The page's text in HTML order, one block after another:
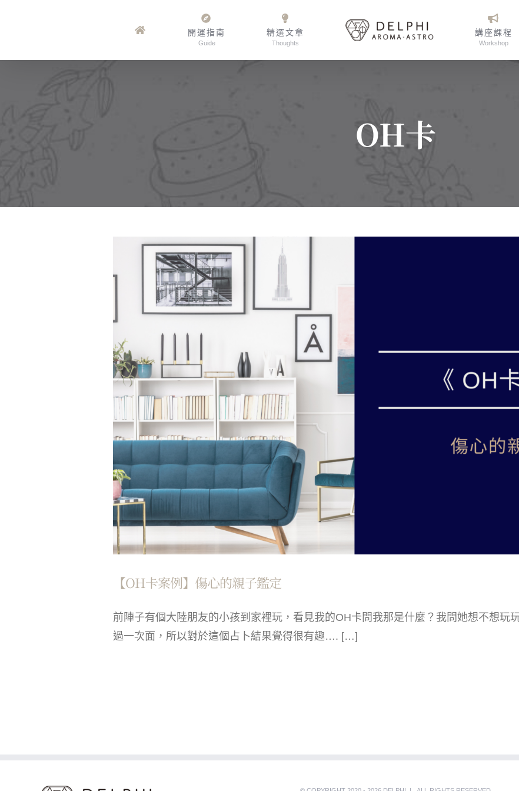
開運指南
Guide
精選文章
Thoughts
講座課程
Workshop
OH卡
【OH卡案例】傷心的親子鑑定
前陣子有個大陸朋友的小孩到家裡玩，看見我的OH卡問我那是什麼？我問她想不想玩
過一次面，所以對於這個占卜結果覺得很有趣…. […]